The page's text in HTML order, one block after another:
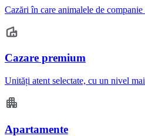
Cazări în care animalele de
Cazare premium
Unități atent selectate, cu un nivel
Apartamente